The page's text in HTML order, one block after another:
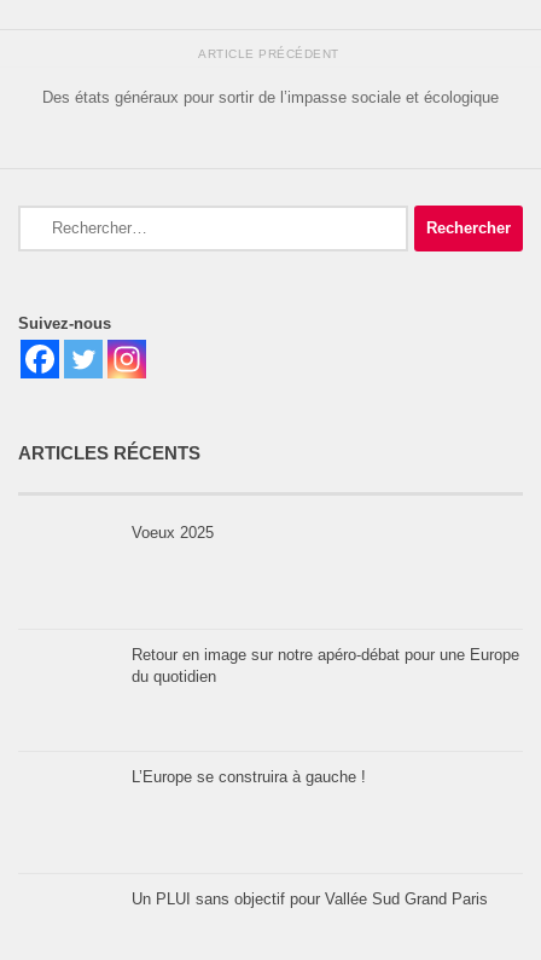
ARTICLE PRÉCÉDENT
Des états généraux pour sortir de l’impasse sociale et écologique
Suivez-nous
ARTICLES RÉCENTS
Voeux 2025
Retour en image sur notre apéro-débat pour une Europe
du quotidien
L’Europe se construira à gauche !
Un PLUI sans objectif pour Vallée Sud Grand Paris